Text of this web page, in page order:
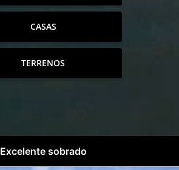
CASAS
TERRENOS
Excelente sobrado